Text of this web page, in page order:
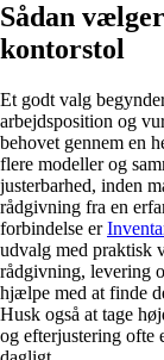
Sådan
kontorstol
Et godt valg
arbejdsposition og
behovet gennem en
flere modeller og
justerbarhed, inden
rådgivning fra en
forbindelse er
udvalg med praktisk
rådgivning, levering
hjælpe med at finde
Husk også at tage
og efterjustering ofte